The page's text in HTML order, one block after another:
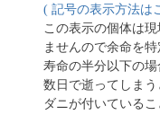
( 記号の表示方法は
この表示の個体は
ませんので余命を
寿命の半分以下の
数日で逝ってしまう
ダニが付いている